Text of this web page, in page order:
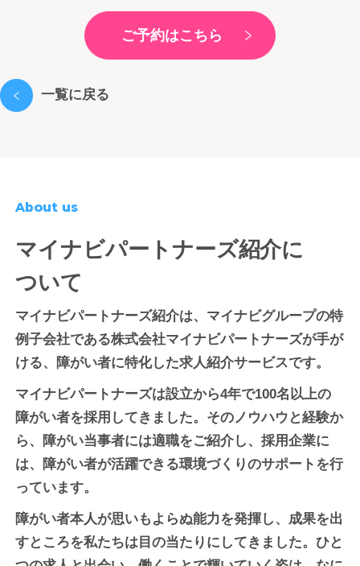
ご予約はこちら
一覧に戻る
About us
マイナビパートナーズ紹介に
ついて
マイナビパートナーズ紹介は、マイナビグループの特
例子会社である株式会社マイナビパートナーズが手が
ける、障がい者に特化した求人紹介サービスです。
マイナビパートナーズは設立から4年で100名以上の
障がい者を採用してきました。そのノウハウと経験か
ら、障がい当事者には適職をご紹介し、採用企業に
は、障がい者が活躍できる環境づくりのサポートを行
っています。
障がい者本人が思いもよらぬ能力を発揮し、成果を出
すところを私たちは目の当たりにしてきました。ひと